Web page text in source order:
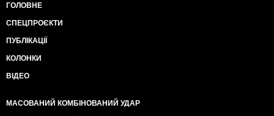
ГОЛОВНЕ
СПЕЦПРОЄКТИ
ПУБЛІКАЦІЇ
КОЛОНКИ
ВІДЕО
МАСОВАНИЙ КОМБІНОВАНИЙ УДАР